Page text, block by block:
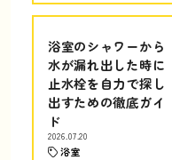
浴室のシャワーから
水が漏れ出した時に
止水栓を自力で探し
出すための徹底ガイ
ド
2026.07.20
浴室